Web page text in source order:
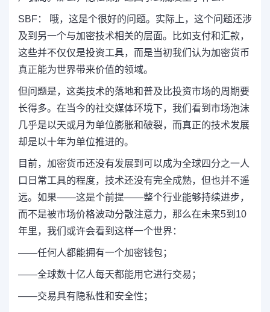
SBF： 哦，这是个很好的问题。实际上，这个问题还涉
及到另一个与加密技术相关的层面。比如支付和汇款，
这些并不仅仅是投资工具，而是当初我们认为加密货币
真正能为世界带来价值的领域。
但问题是，这类技术的落地和普及比投资市场的周期要
长得多。在当今的社交媒体环境下，我们看到市场泡沫
几乎是以天或月为单位膨胀和破裂，而真正的技术发展
却是以十年为单位推进的。
目前，加密货币还没有发展到可以成为全球四分之一人
口日常工具的程度，技术还没有完全成熟，但也并不遥
远。如果——这是个前提——整个行业能够持续进步，
而不是被市场价格波动分散注意力，那么在未来5到10
年里，我们或许会看到这样一个世界：
——任何人都能拥有一个加密钱包；
——全球数十亿人每天都能用它进行交易；
——交易具有隐私性和安全性；